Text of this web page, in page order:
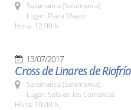
Salamanca (Salamanca)
Lugar: Plaza Mayor
Hora: 12:00 h.
13/07/2017
Cross de Linares de Riofrío
Salamanca (Salamanca)
Lugar: Sala de las Comarcas
Hora: 10:00 h.